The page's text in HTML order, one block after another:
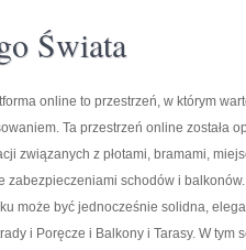
Świata
online to przestrzeń, w którym
Ta przestrzeń online została
związanych z płotami, bramami,
zabezpieczeniami schodów i
może być jednocześnie solidna,
i Poręcze i Balkony i Tarasy. W